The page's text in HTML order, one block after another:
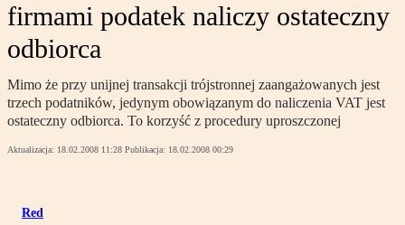
firmami podatek naliczy ostateczny
odbiorca
Mimo że przy unijnej transakcji trójstronnej zaangażowanych jest
trzech podatników, jedynym obowiązanym do naliczenia VAT jest
ostateczny odbiorca. To korzyść z procedury uproszczonej
Aktualizacja: 18.02.2008 11:28 Publikacja: 18.02.2008 00:29
Red